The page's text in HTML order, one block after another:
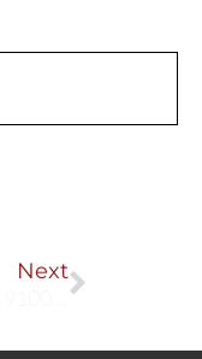
NextNext